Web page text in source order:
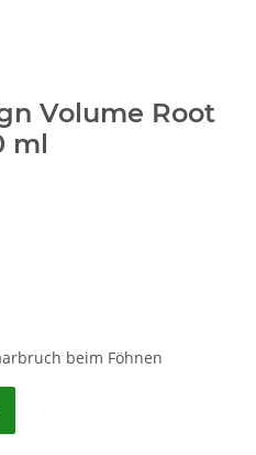
Volume Root
ml
beim Föhnen